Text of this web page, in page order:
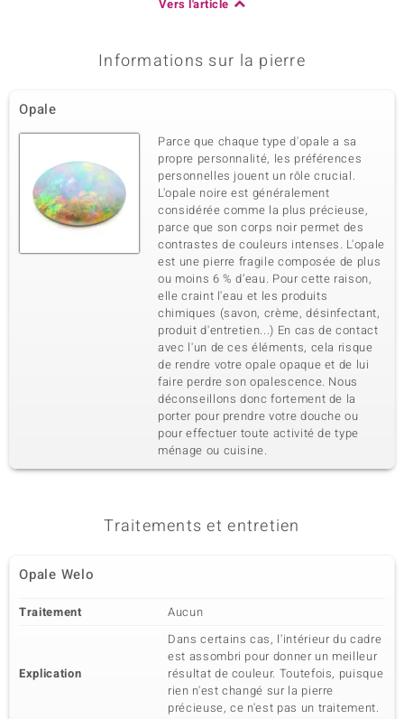
Topaze bleu ciel
Poids total en carat Taille de la pierre
Rond
Sertissage
Serti griffe
Origine
Brésil
4ème pierre
Quantité et taille
32 à 1,3 mm
Taille de la pierre
Rond
Origine
Nigéria
Vers l'article
Informations sur la pierre
Opale
Parce que chaque type d'opale a sa
propre personnalité, les préférences
personnelles jouent un rôle crucial.
L'opale noire est généralement
considérée comme la plus précieuse,
parce que son corps noir permet des
contrastes de couleurs intenses. L'opale
est une pierre fragile composée de plus
ou moins 6 % d’eau. Pour cette raison,
elle craint l'eau et les produits
chimiques (savon, crème, désinfectant,
produit d'entretien...) En cas de contact
avec l'un de ces éléments, cela risque
de rendre votre opale opaque et de lui
faire perdre son opalescence. Nous
déconseillons donc fortement de la
porter pour prendre votre douche ou
pour effectuer toute activité de type
ménage ou cuisine.
Traitements et entretien
Opale Welo
Traitement Aucun
Explication
Dans certains cas, l'intérieur du cadre
est assombri pour donner un meilleur
résultat de couleur. Toutefois, puisque
rien n'est changé sur la pierre
précieuse, ce n'est pas un traitement.